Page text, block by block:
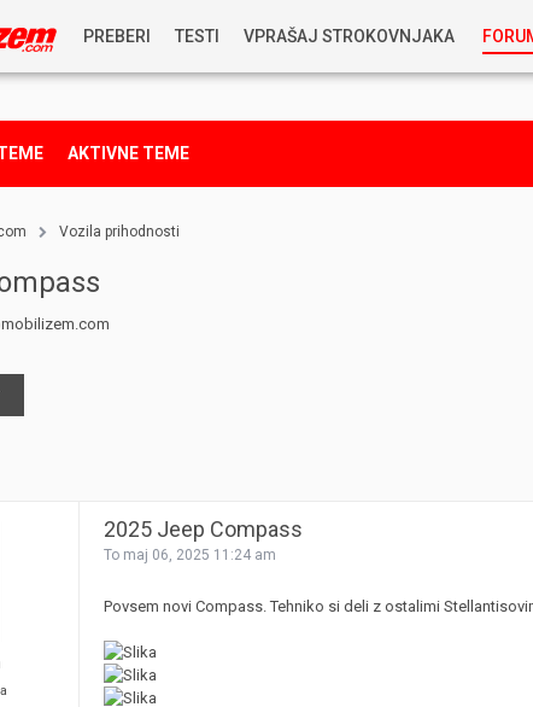
PREBERI
NAGRADNA IGRA
TESTI VPRAŠAJ STROKOVNJAKA
KOSTJA PRIHODA
HIBRIDNA TEHNIKA
JERNEJ BOLKA
TEHNIČNA VPRAŠANJA
AKTIVNE TEME
Vozila prihodnosti
2025 Jeep Compass
To maj 06, 2025 11:24 am
Povsem novi Compass. Tehniko si deli z ostalimi